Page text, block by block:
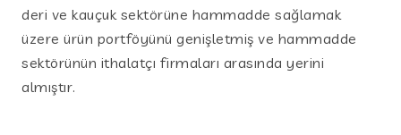
deri ve kauçuk sektörüne hammadde sağlamak
üzere ürün portföyünü genişletmiş ve hammadde
sektörünün ithalatçı firmaları arasında yerini
almıştır.